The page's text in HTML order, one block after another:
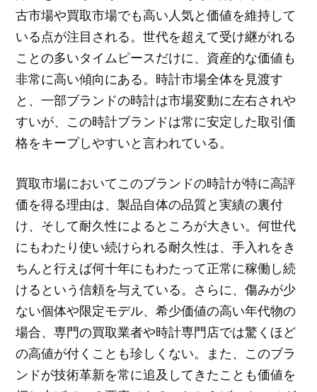
古市場や買取市場でも高い人気と価値を維持して
いる点が注目される。世代を超えて受け継がれる
ことの多いタイムピースだけに、資産的な価値も
非常に高い傾向にある。時計市場全体を見渡す
と、一部ブランドの時計は市場変動に左右されや
すいが、この時計ブランドは常に安定した取引価
格をキープしやすいと言われている。
買取市場においてこのブランドの時計が特に高評
価を得る理由は、製品自体の品質と実績の裏付
け、そして耐久性によるところが大きい。何世代
にもわたり使い続けられる耐久性は、手入れをき
ちんと行えば何十年にもわたって正常に稼働し続
けるという信頼を与えている。さらに、傷みが少
ない個体や限定モデル、希少価値の高い年代物の
場合、専門の買取業者や時計専門店では驚くほど
の高値が付くことも珍しくない。また、このブラ
ンドが技術革新を常に追及してきたことも価値を